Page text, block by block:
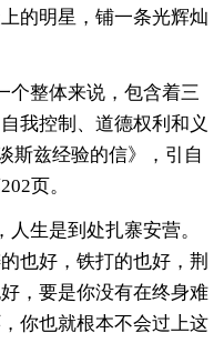
的明星，铺一条光辉灿
个整体来说，包含着三
我控制、道德权利和义
斯兹经验的信》，引自
页。
生是到处扎寨安营。
也好，铁打的也好，荆
，要是你没有在终身难
你也就根本不会过上这